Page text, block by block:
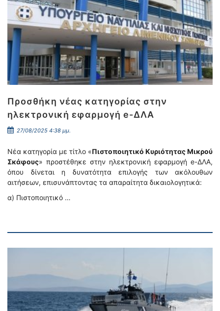
Προσθήκη νέας κατηγορίας στην
ηλεκτρονική εφαρμογή e-ΔΛΑ
27/08/2025 4:38 μμ.
Νέα κατηγορία με τίτλο «Πιστοποιητικό Κυριότητας Μικρού
Σκάφους» προστέθηκε στην ηλεκτρονική εφαρμογή e-ΔΛΑ,
όπου δίνεται η δυνατότητα επιλογής των ακόλουθων
αιτήσεων, επισυνάπτοντας τα απαραίτητα δικαιολογητικά:
α) Πιστοποιητικό …